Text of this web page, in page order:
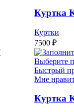
Куртка
Куртки
7500₽
Выберите
Быстрый
Мне
Куртка